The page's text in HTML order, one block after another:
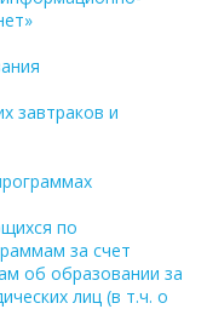
завтраков и
по
за счет
об образовании за
лиц (в т.ч. о